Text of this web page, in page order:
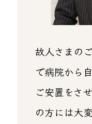
故人さまの
で病院から
ご安置をさ
の方には大